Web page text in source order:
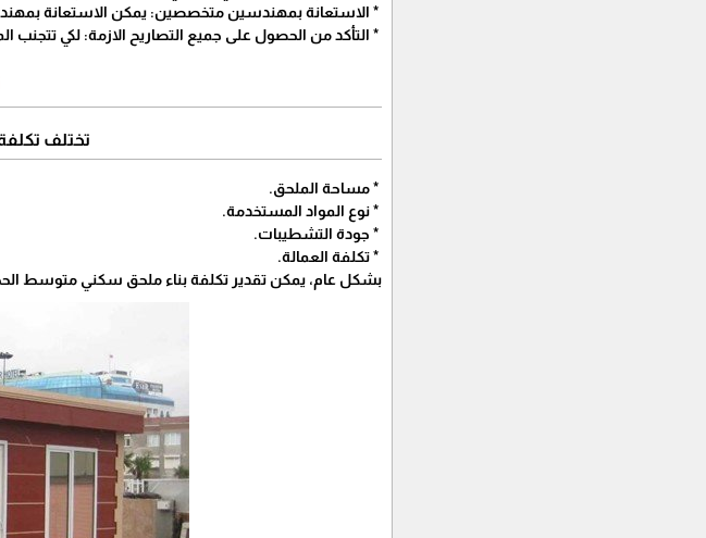
* الاستعانة بمهندسين متخصصين: يمكن الاستعانة
* التأكد من الحصول على جميع التصاريح الازمة: لكي تتجنب
تختلف
* مساحة الملحق.
* نوع المواد المستخدمة.
* جودة التشطيبات.
* تكلفة العمالة.
بشكل عام، يمكن تقدير تكلفة بناء ملحق سكني متوسط الحجم في الدمام